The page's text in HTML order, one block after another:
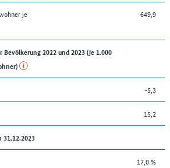
je
649,9
Bevölkerung 2022 und 2023 (je 1.000
-5,3
15,2
31.12.2023
17,0 %